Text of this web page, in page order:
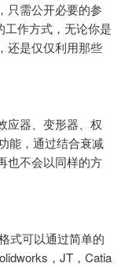
只需公开必要的参
工作方式，无论你是
还是仅仅利用那些
应器、变形器、权
能，通过结合衰减
也不会以同样的方
式可以通过简单的
，JT，Catia